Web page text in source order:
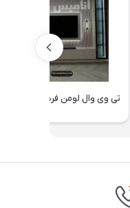
تی وی وال لومن فریم